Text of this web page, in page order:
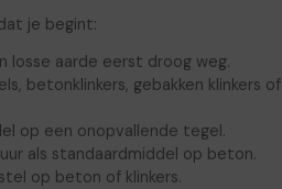
je begint:
losse aarde eerst droog weg.
betonklinkers, gebakken klinkers of
op een onopvallende tegel.
als standaardmiddel op beton.
op beton of klinkers.